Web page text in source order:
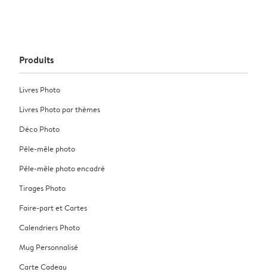
Produits
Livres Photo
Livres Photo par thèmes
Déco Photo
Pêle-mêle photo
Pêle-mêle photo encadré
Tirages Photo
Faire-part et Cartes
Calendriers Photo
Mug Personnalisé
Carte Cadeau